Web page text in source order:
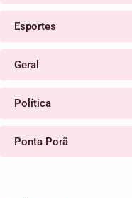
Esportes
Geral
Política
Ponta Porã